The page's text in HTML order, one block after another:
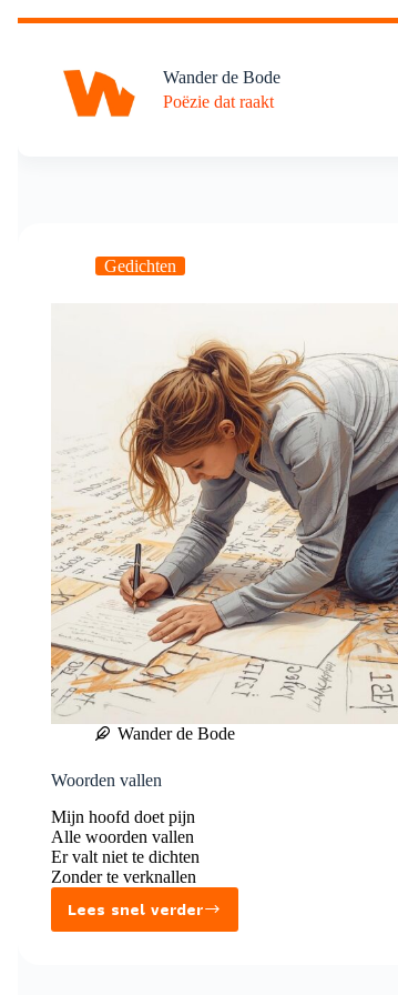
Ga
Wander de Bode
Poëzie dat raakt
Gedichten
Wander de Bode
Woorden vallen
Mijn hoofd doet pijn
Alle woorden vallen
Er valt niet te dichten
Zonder te verknallen
Lees snel verder
Woorden